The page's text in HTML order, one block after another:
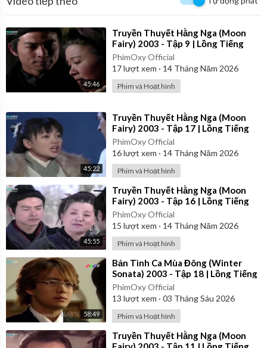
45:46
⁣Truyền Thuyết Hằng Nga (Moon
Fairy) 2003 - Tập 9 | Lồng Tiếng
PhimOxy Official
17lượt xem · 14 Tháng Năm 2026
Phim và Hoạt hình
45:22
⁣Truyền Thuyết Hằng Nga (Moon
Fairy) 2003 - Tập 17 | Lồng Tiếng
PhimOxy Official
16lượt xem · 14 Tháng Năm 2026
Phim và Hoạt hình
45:55
⁣Truyền Thuyết Hằng Nga (Moon
Fairy) 2003 - Tập 16 | Lồng Tiếng
PhimOxy Official
15 lượt xem · 14 Tháng Năm 2026
Phim và Hoạt hình
58:49
⁣Bản Tình Ca Mùa Đông (Winter
Sonata) 2003 - Tập 18 | Lồng Tiếng
PhimOxy Official
13 lượt xem · 03 Tháng Sáu 2026
Phim và Hoạt hình
⁣Truyền Thuyết Hằng Nga (Moon